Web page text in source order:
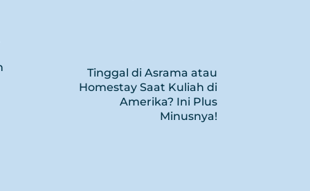
Tinggal di Asrama atau
Homestay Saat Kuliah di
Amerika? Ini Plus
Minusnya!